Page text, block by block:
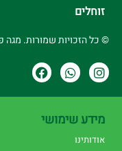
זוחלים
© כל הזכויות שמורות. מגה פט
מידע שימושי
אודותינו